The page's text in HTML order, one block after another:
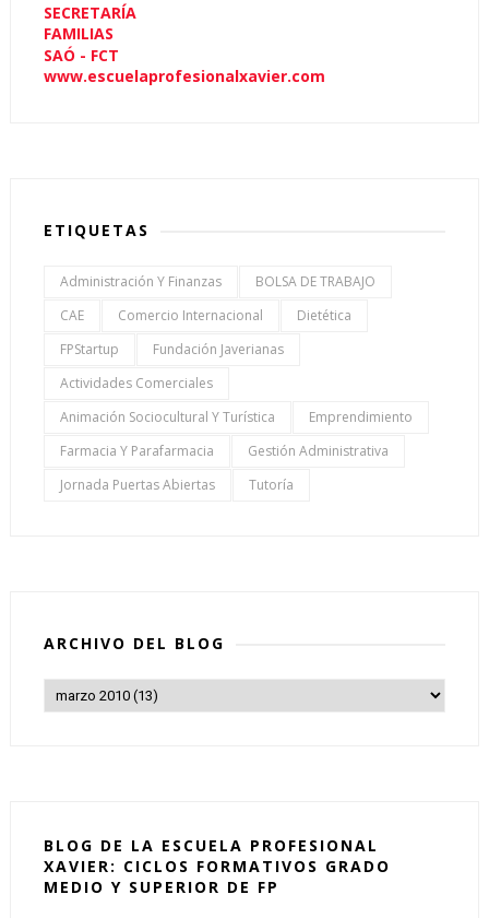
SECRETARÍA
FAMILIAS
SAÓ - FCT
www.escuelaprofesionalxavier.com
ETIQUETAS
Administración Y Finanzas
BOLSA DE TRABAJO
CAE
Comercio Internacional
Dietética
FPStartup
Fundación Javerianas
Actividades Comerciales
Animación Sociocultural Y Turística
Emprendimiento
Farmacia Y Parafarmacia
Gestión Administrativa
Jornada Puertas Abiertas
Tutoría
ARCHIVO DEL BLOG
BLOG DE LA ESCUELA PROFESIONAL
XAVIER: CICLOS FORMATIVOS GRADO
MEDIO Y SUPERIOR DE FP